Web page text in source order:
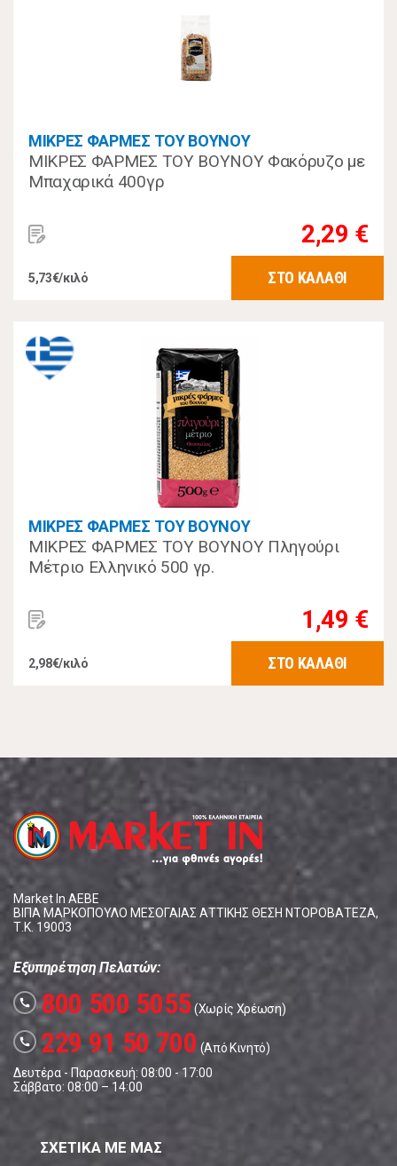
ΜΙΚΡΕΣ ΦΑΡΜΕΣ ΤΟΥ ΒΟΥΝΟΥ
ΜΙΚΡΕΣ ΦΑΡΜΕΣ ΤΟΥ ΒΟΥΝΟΥ Φακόρυζο με
Μπαχαρικά 400γρ
2,29 €
5,73€/κιλό ΣΤΟ ΚΑΛΑΘΙ
ΜΙΚΡΕΣ ΦΑΡΜΕΣ ΤΟΥ ΒΟΥΝΟΥ
ΜΙΚΡΕΣ ΦΑΡΜΕΣ ΤΟΥ ΒΟΥΝΟΥ Πληγούρι
Μέτριο Ελληνικό 500 γρ.
1,49 €
2,98€/κιλό ΣΤΟ ΚΑΛΑΘΙ
Market In ΑΕΒΕ
ΒΙΠΑ ΜΑΡΚΟΠΟΥΛΟ ΜΕΣΟΓΑΙΑΣ ΑΤΤΙΚΗΣ ΘΕΣΗ ΝΤΟΡΟΒΑΤΕΖΑ,
Τ.Κ. 19003
Εξυπηρέτηση Πελατών:
call 800 500 5055(Χωρίς Χρέωση)
call 229 91 50 700 (Από Κινητό)
Δευτέρα - Παρασκευή: 08:00 - 17:00
Σάββατο: 08:00 – 14:00
ΣΧΕΤΙΚΑ ΜΕ ΜΑΣ